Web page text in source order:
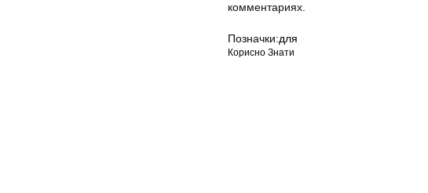
комментариях.
Позначки:для
Корисно Знати